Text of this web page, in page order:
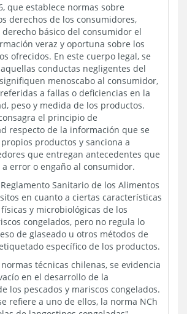
que establece normas sobre
derechos de los consumidores,
derecho básico del consumidor el
veraz y oportuna sobre los
ofrecidos. En este cuerpo legal, se
conductas negligentes del
menoscabo al consumidor,
a fallas o deficiencias en la
peso y medida de los productos.
el principio de
respecto de la información que se
productos y sanciona a
que entregan antecedentes que
error o engaño al consumidor.
Sanitario de los Alimentos
en cuanto a ciertas características
y microbiológicas de los
congelados, pero no regula lo
de glaseado u otros métodos de
específico de los productos.
técnicas chilenas, se evidencia
en el desarrollo de la
los pescados y mariscos congelados.
refiere a uno de ellos, la norma NCh